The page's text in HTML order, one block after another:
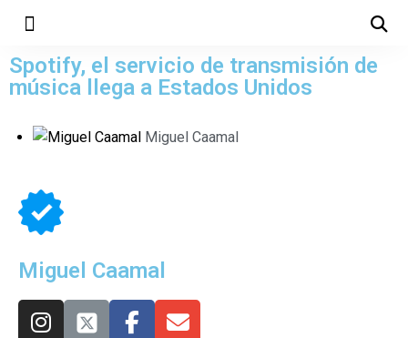
Spotify, el servicio de transmisión de
música llega a Estados Unidos
Miguel Caamal
Miguel Caamal